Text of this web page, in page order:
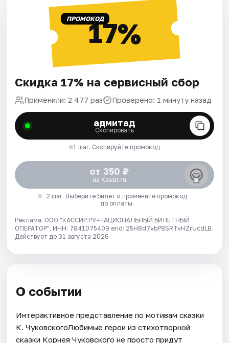
ПРОМОКОД17%
Скидка 17% на сервисный сбор
Применили: 2 477 раз Проверено: 1 минуту назад
адмитад
Скопировать
1 шаг. Скопируйте промокод
от 350 ₽
на Kassir.ru
2 шаг. Выберите билет и примените промокод
до оплаты
Реклама. ООО "КАССИР.РУ-НАЦИОНАЛЬНЫЙ БИЛЕТНЫЙ
ОПЕРАТОР", ИНН: 7841075409 erid: 25H8d7vbP8SRTvHZrUcdLB.
Действует до 31 августа 2026
О событии
Интерактивное представление по мотивам сказки
К. ЧуковскогоЛюбимые герои из стихотворной
сказки Корнея Чуковского не просто придут